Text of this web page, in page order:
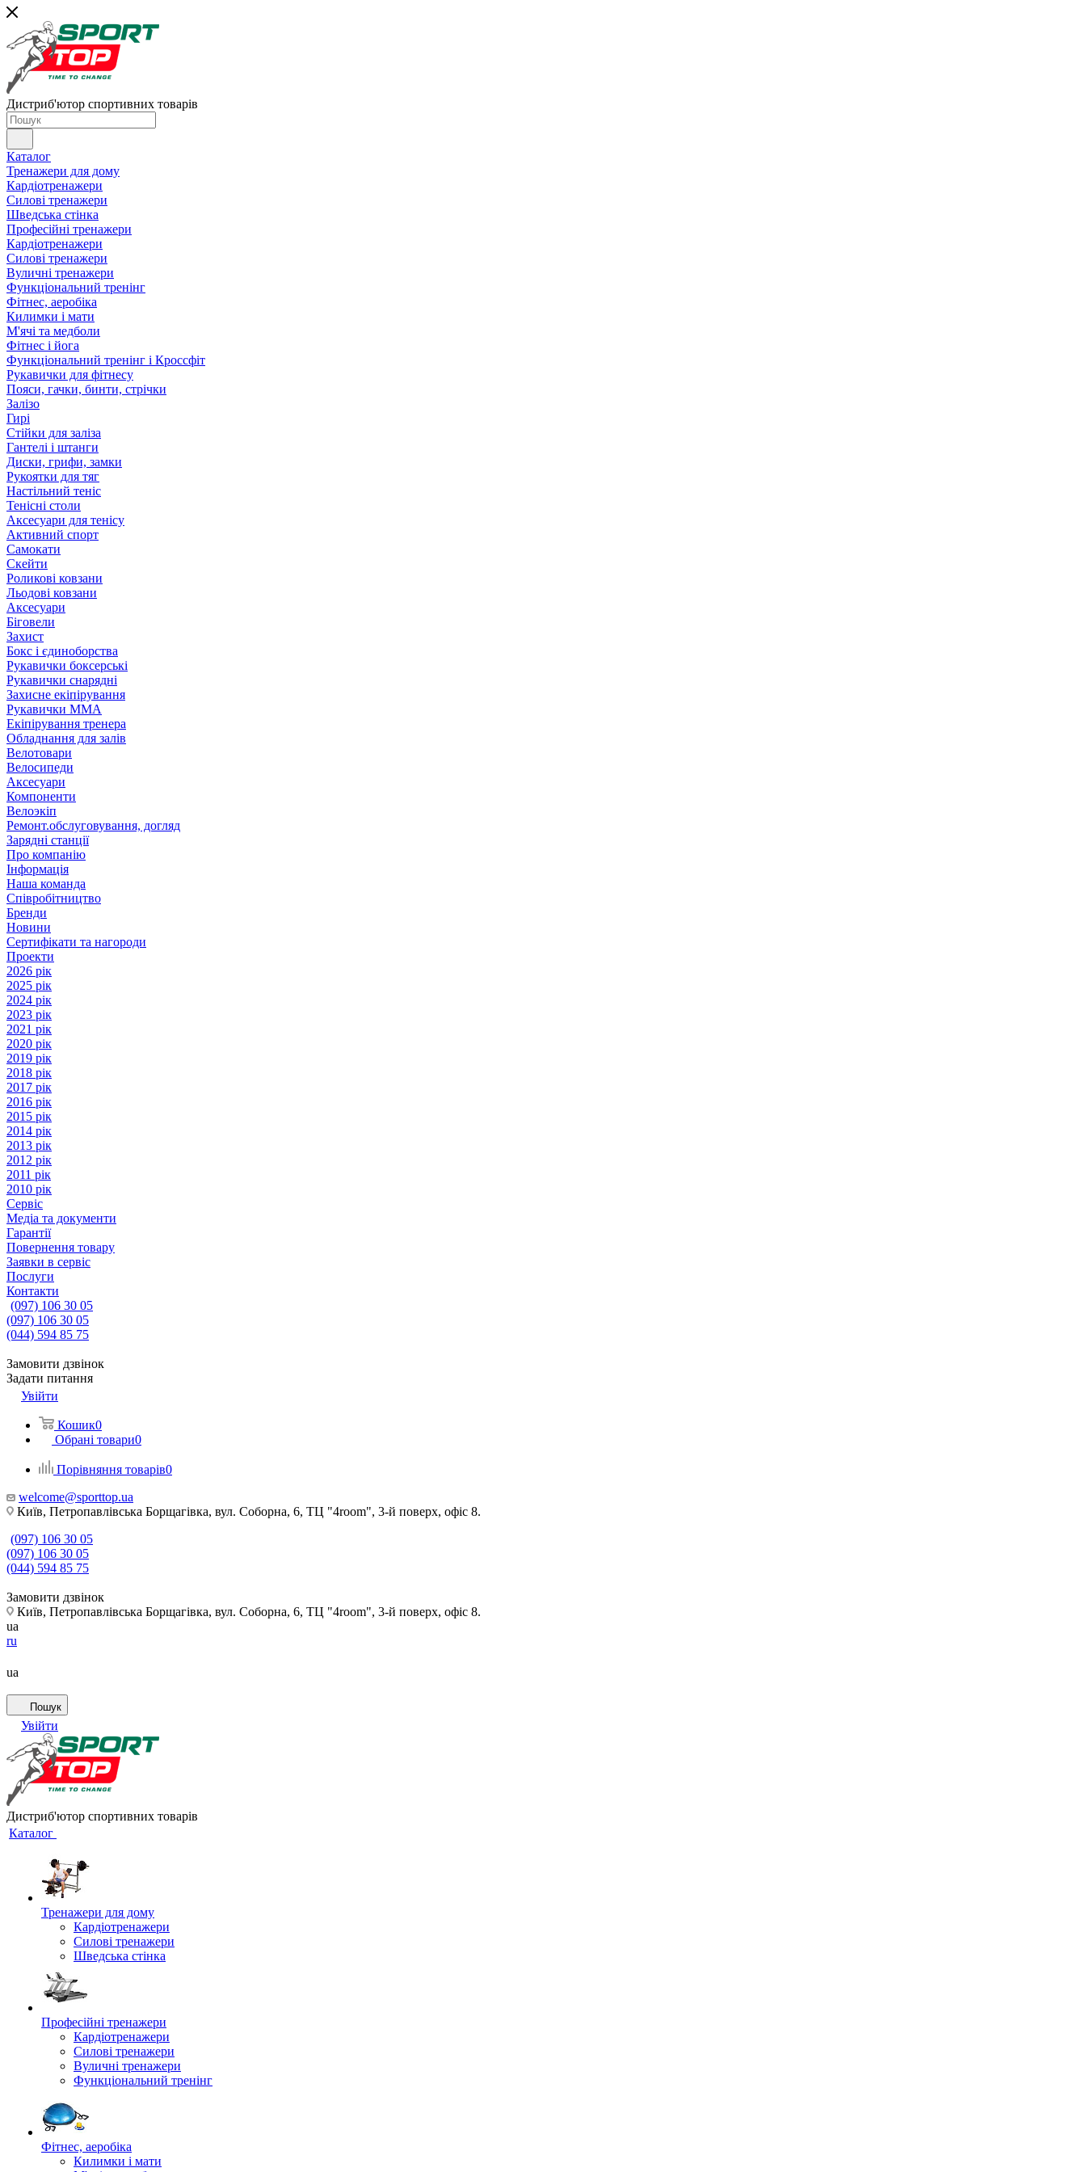
Дистриб'ютор спортивних товарів
Каталог
Тренажери для дому
Кардіотренажери
Силові тренажери
Шведська стінка
Професійні тренажери
Кардіотренажери
Силові тренажери
Вуличні тренажери
Функціональний тренінг
Фітнес, аеробіка
Килимки і мати
М'ячі та медболи
Фітнес і йога
Функціональний тренінг і Кроссфіт
Рукавички для фітнесу
Пояси, гачки, бинти, стрічки
Залізо
Гирі
Стійки для заліза
Гантелі і штанги
Диски, грифи, замки
Рукоятки для тяг
Настільний теніс
Тенісні столи
Аксесуари для тенісу
Активний спорт
Самокати
Скейти
Роликові ковзани
Льодові ковзани
Аксесуари
Біговели
Захист
Бокс і єдиноборства
Рукавички боксерські
Рукавички снарядні
Захисне екіпірування
Рукавички ММА
Екіпірування тренера
Обладнання для залів
Велотовари
Велосипеди
Аксесуари
Компоненти
Велоэкіп
Ремонт.обслуговування, догляд
Зарядні станції
Про компанію
Інформація
Наша команда
Співробітництво
Бренди
Новини
Сертифікати та нагороди
Проекти
2026 рік
2025 рік
2024 рік
2023 рік
2021 рік
2020 рік
2019 рік
2018 рік
2017 рік
2016 рік
2015 рік
2014 рік
2013 рік
2012 рік
2011 рік
2010 рік
Сервіс
Медіа та документи
Гарантії
Повернення товару
Заявки в сервіс
Послуги
Контакти
(097) 106 30 05
(097) 106 30 05
(044) 594 85 75
Замовити дзвінок
Задати питання
Увійти
Кошик0
Обрані товари0
Порівняння товарів0
welcome@sporttop.ua
Київ, Петропавлівська Борщагівка, вул. Соборна, 6, ТЦ "4room", 3-й поверх, офіс 8.
(097) 106 30 05
(097) 106 30 05
(044) 594 85 75
Замовити дзвінок
Київ, Петропавлівська Борщагівка, вул. Соборна, 6, ТЦ "4room", 3-й поверх, офіс 8.
ua
ru
ua
Пошук
Увійти
Дистриб'ютор спортивних товарів
Каталог
Тренажери для дому
Кардіотренажери
Силові тренажери
Шведська стінка
Професійні тренажери
Кардіотренажери
Силові тренажери
Вуличні тренажери
Функціональний тренінг
Фітнес, аеробіка
Килимки і мати